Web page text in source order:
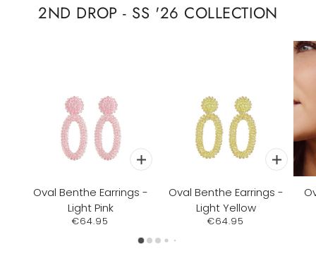
2ND DROP - SS '26 COLLECTION
Oval Benthe Earrings -
Light Pink
€64.95
Oval Benthe Earrings -
Light Yellow
€64.95